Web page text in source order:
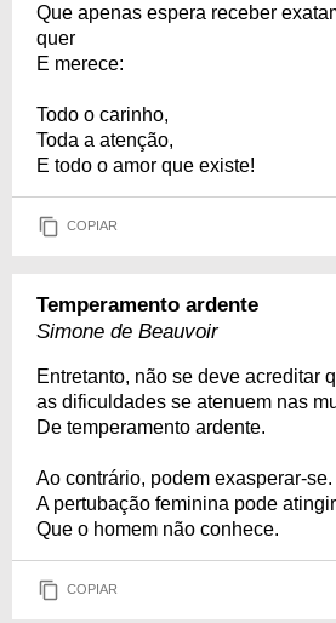
Que apenas espera receber
quer
E merece:
Todo o carinho,
Toda a atenção,
E todo o amor que existe!
COPIAR
Temperamento ardente
Simone de Beauvoir
Entretanto, não se deve acreditar
as dificuldades se atenuem nas
De temperamento ardente.
Ao contrário, podem exasperar-se.
A pertubação feminina pode
Que o homem não conhece.
COPIAR